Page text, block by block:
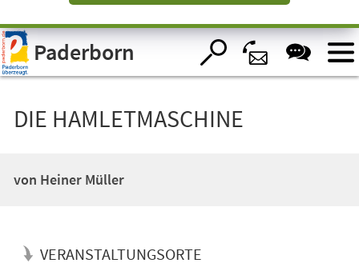
Visuelle
Assistenzsoftware
öffnen.Paderborn
DIE HAMLETMASCHINE
von Heiner Müller
VERANSTALTUNGSORTE